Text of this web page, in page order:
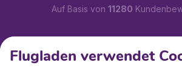
Auf Basis von 11280
Kundenservice
Flugladen verwendet